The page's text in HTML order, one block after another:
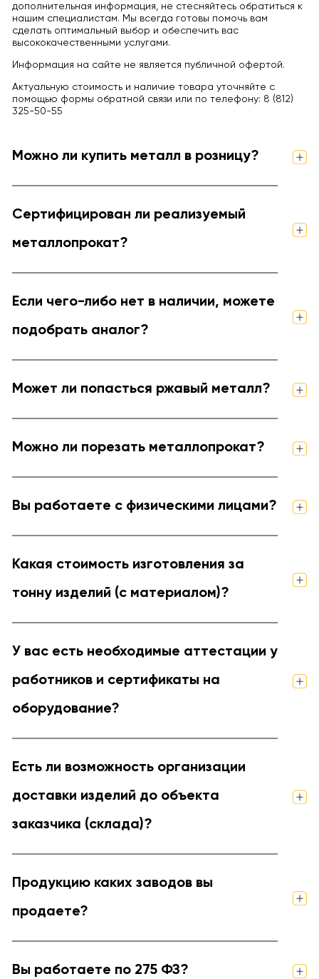
дополнительная информация, не стесняйтесь обратиться к
нашим специалистам. Мы всегда готовы помочь вам
сделать оптимальный выбор и обеспечить вас
высококачественными услугами.
Информация на сайте не является публичной офертой.
Актуальную стоимость и наличие товара уточняйте с
помощью формы обратной связи или по телефону: 8 (812)
325-50-55
Можно ли купить металл в розницу?
Сертифицирован ли реализуемый
металлопрокат?
Если чего-либо нет в наличии, можете
подобрать аналог?
Может ли попасться ржавый металл?
Можно ли порезать металлопрокат?
Вы работаете с физическими лицами?
Какая стоимость изготовления за
тонну изделий (с материалом)?
У вас есть необходимые аттестации у
работников и сертификаты на
оборудование?
Есть ли возможность организации
доставки изделий до объекта
заказчика (склада)?
Продукцию каких заводов вы
продаете?
Вы работаете по 275 ФЗ?